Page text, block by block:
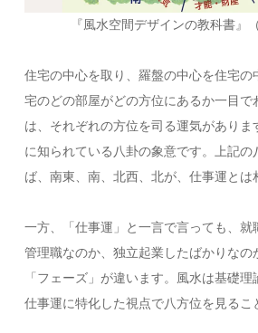
『風水空間デザインの教科書』
住宅の中心を取り、羅盤の中心を住宅の
宅のどの部屋がどの方位にあるか一目で
は、それぞれの方位を司る運気がありま
に知られている八卦の象意です。上記の
ば、南東、南、北西、北が、仕事運とは
一方、「仕事運」と一言で言っても、就
管理職なのか、独立起業したばかりなの
「フェーズ」が違います。風水は基礎理
仕事運に特化した視点で八方位を見るこ